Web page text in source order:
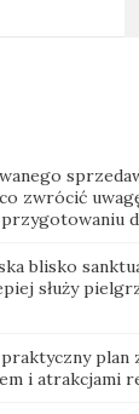
zwrócić
blisko
służy
plan
i atrakcjami